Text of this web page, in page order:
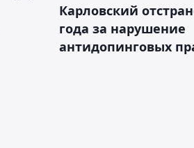
Карловский
года за нарушение
антидопинговых